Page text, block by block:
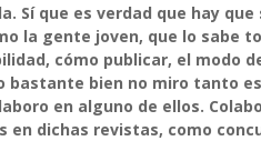
Sí que es verdad que hay
la gente joven, que lo sabe
cómo publicar, el modo
bastante bien no miro tanto
en alguno de ellos.
en dichas revistas, como